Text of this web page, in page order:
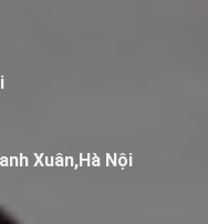
Xuân,Hà Nội